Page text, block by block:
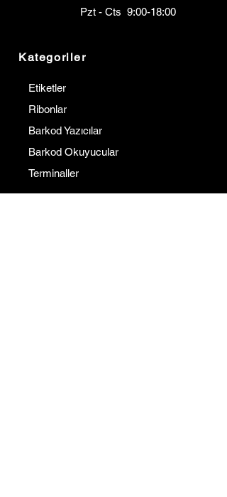
Pzt - Cts 9:00-18:00
Kategoriler
Etiketler
Ribonlar
Barkod Yazıcılar
Barkod Okuyucular
Terminaller